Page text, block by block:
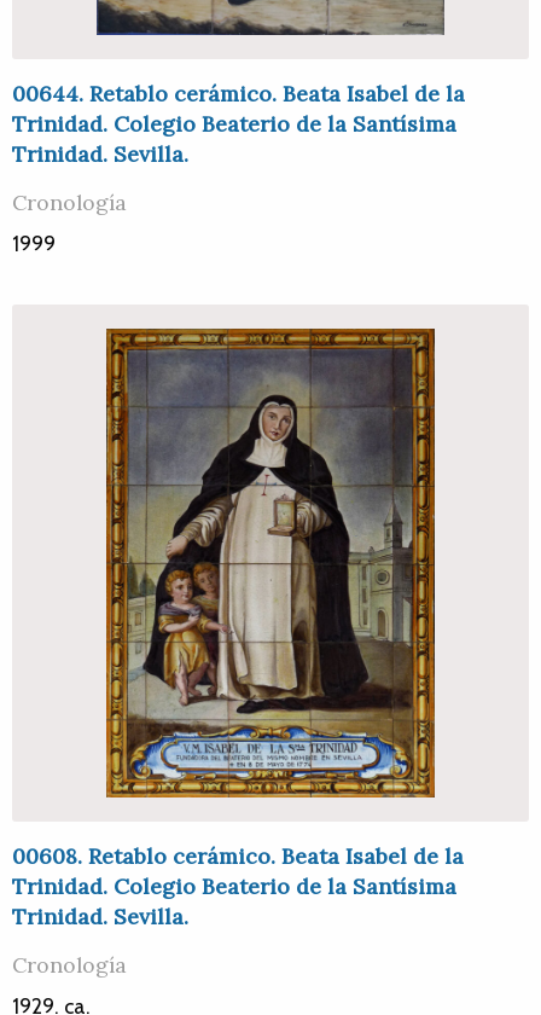
00644. Retablo cerámico. Beata Isabel de la
Trinidad. Colegio Beaterio de la Santísima
Trinidad. Sevilla.
Cronología
1999
00608. Retablo cerámico. Beata Isabel de la
Trinidad. Colegio Beaterio de la Santísima
Trinidad. Sevilla.
Cronología
1929. ca.